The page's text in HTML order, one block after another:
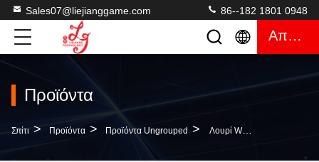
Sales07@liejianggame.com 86--182 1801 0948
Απόσπασμα
Προϊόντα
Σπίτι > Προϊόντα > Προϊόντα Ungrouped > Λουρί Wms LOL 550 Εξαρτήσεις Λουριών Καλωδίων Ζωής Για Τα Ανταλλακτικά LOL